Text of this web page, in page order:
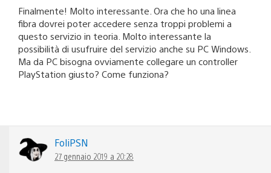
Finalmente! Molto interessante. Ora che ho una linea
fibra dovrei poter accedere senza troppi problemi a
questo servizio in teoria. Molto interessante la
possibilità di usufruire del servizio anche su PC Windows.
Ma da PC bisogna ovviamente collegare un controller
PlayStation giusto? Come funziona?
FoliPSN
27 gennaio 2019 a 20:28